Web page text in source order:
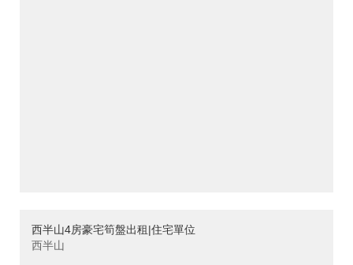
西半山4房豪宅筍盤出租|住宅單位
西半山